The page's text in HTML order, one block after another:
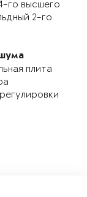
го высшего
2-го
плита